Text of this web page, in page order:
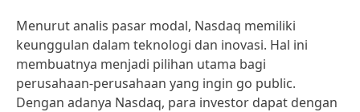
Menurut analis pasar modal, Nasdaq memiliki
keunggulan dalam teknologi dan inovasi. Hal ini
membuatnya menjadi pilihan utama bagi
perusahaan-perusahaan yang ingin go public.
Dengan adanya Nasdaq, para investor dapat dengan